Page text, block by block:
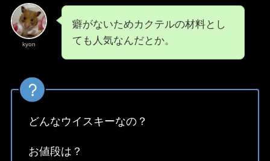
kyon
癖がないためカクテルの材料とし
ても人気なんだとか。
どんなウイスキーなの？
お値段は？